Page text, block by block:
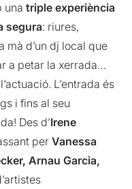
unatriple experiència
segura: riures,
mà d’un dj local que
a petar la xerrada…
L’entrada és
i fins al seu
Des d’Irene
perVanessa
Arnau Garcia,